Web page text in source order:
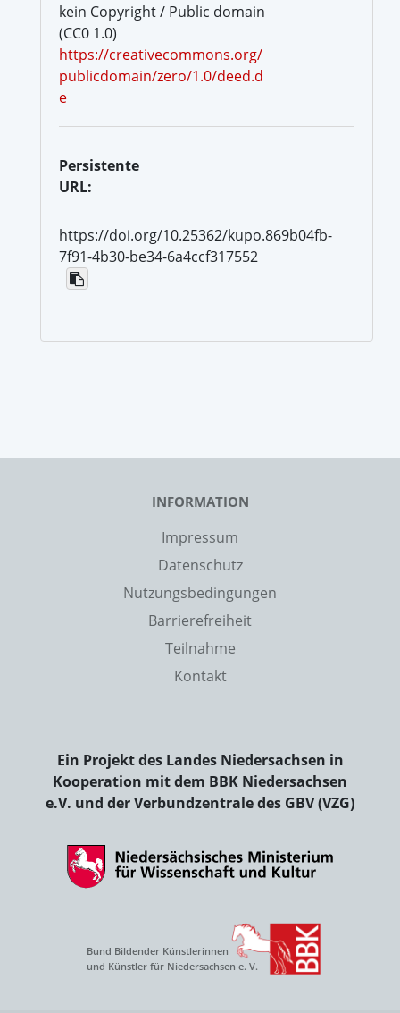
kein Copyright / Public domain
(CC0 1.0)
https://creativecommons.org/
publicdomain/zero/1.0/deed.d
e
Persistente
URL:
https://doi.org/10.25362/kupo.869b04fb-
7f91-4b30-be34-6a4ccf317552
INFORMATION
Impressum
Datenschutz
Nutzungsbedingungen
Barrierefreiheit
Teilnahme
Kontakt
Ein Projekt des Landes Niedersachsen in
Kooperation mit dem BBK Niedersachsen
e.V. und der Verbundzentrale des GBV (VZG)
Bund Bildender Künstlerinnen
und Künstler für Niedersachsen e. V.